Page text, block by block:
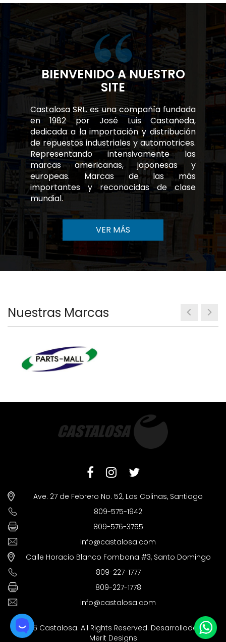
BIENVENIDO A NUESTRO
SITE
Castalosa SRL. es una compañía fundada
en 1982 por José Luis Castañeda,
dedicada a la importación y distribución
de repuestos industriales y automotrices.
Representando intensivamente las
marcas americanas, japonesas y
europeas. Marcas de las más
importantes y reconocidas de clase
mundial.
VER MÁS
Nuestras Marcas
Ave. 27 de Febrero No. 52, Las Colinas, Santiago
809-575-1942
809-576-3755
info@castalosa.com
Calle Horacio Blanco Fombona #3, Santo Domingo
809-227-1777
809-227-1778
info@castalosa.com
©2026 Castalosa. All Rights Reserved. Desarrollado por
Merit Designs